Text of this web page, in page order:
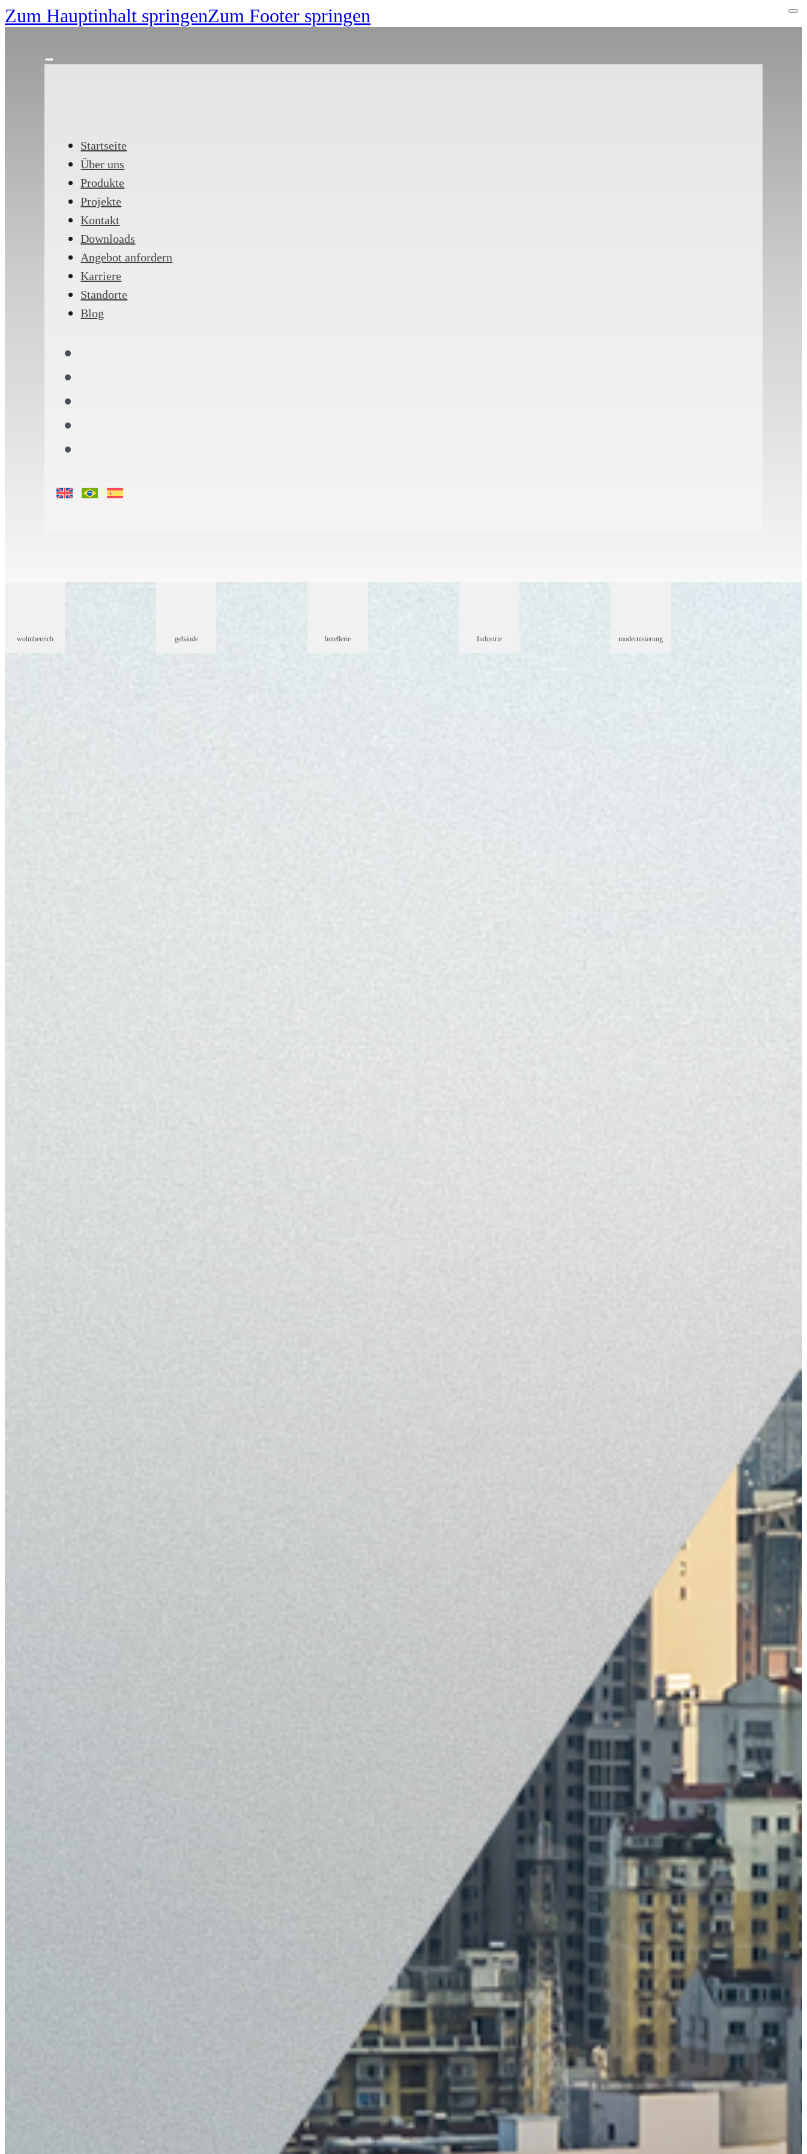
Zum Hauptinhalt springenZum Footer springen
Startseite
Über uns
Produkte
Projekte
Kontakt
Downloads
Angebot anfordern
Karriere
Standorte
Blog
wohnbereich gebäude hotellerie Industrie modernisierung